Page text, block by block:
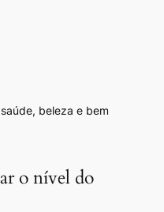
beleza e bem
o nível do